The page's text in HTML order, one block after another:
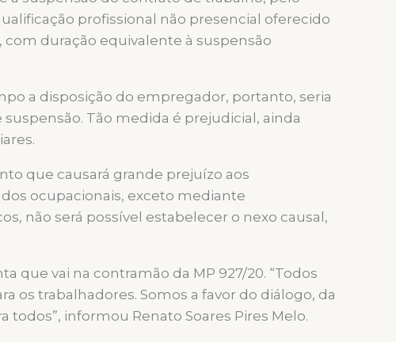
profissional não presencial oferecido
duração equivalente à suspensão
a disposição do empregador, portanto, seria
Tão medida é prejudicial, ainda
que causará grande prejuízo aos
ocupacionais, exceto mediante
não será possível estabelecer o nexo causal,
que vai na contramão da MP 927/20. “Todos
os trabalhadores. Somos a favor do diálogo, da
informou Renato Soares Pires Melo.